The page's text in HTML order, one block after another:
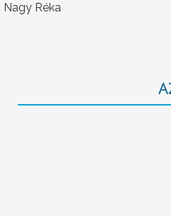
Nagy Réka